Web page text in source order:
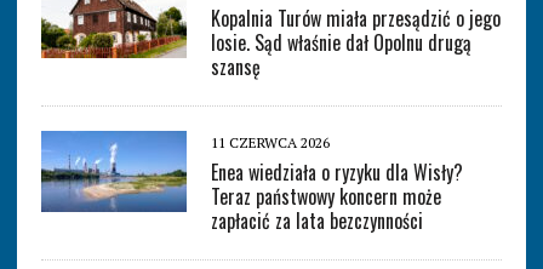
Kopalnia Turów miała przesądzić o jego
losie. Sąd właśnie dał Opolnu drugą
szansę
11 CZERWCA 2026
Enea wiedziała o ryzyku dla Wisły?
Teraz państwowy koncern może
zapłacić za lata bezczynności